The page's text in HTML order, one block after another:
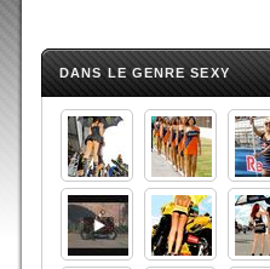
DANS LE GENRE SEXY